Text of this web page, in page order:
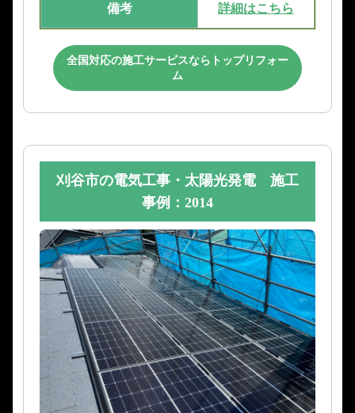
備考 詳細はこちら
全国対応の施工サービスならトップリフォー
ム
刈谷市の電気工事・太陽光発電 施工
事例：2014